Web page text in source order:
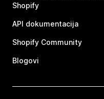
Shopify
API dokumentacija
Shopify Community
Blogovi